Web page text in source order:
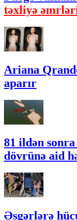
təxliyə
Ariana
aparır
81 ildən
dövrünə aid
Əsgərlərə